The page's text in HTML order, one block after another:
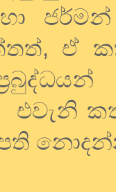
හා
, ඒ
එවැනි